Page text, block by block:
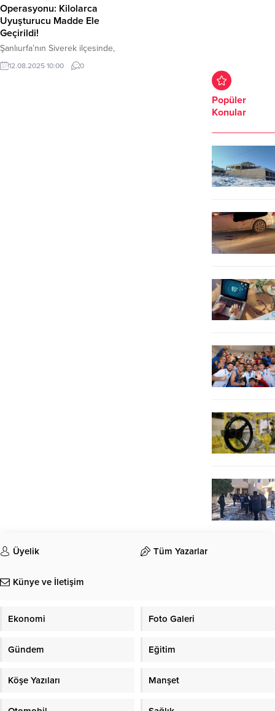
Operasyonu: Kilolarca
Uyuşturucu Madde Ele
Geçirildi!
Şanlıurfa’nın Siverek ilçesinde,
Narkotik Suçlarla Mücadele Şube
Müdürlüğü ekipleri tarafından
12.08.2025 10:00 0
Popüler
Konular
Üyelik Tüm Yazarlar
Künye ve İletişim
Ekonomi Foto Galeri
Gündem Eğitim
Köşe Yazıları Manşet